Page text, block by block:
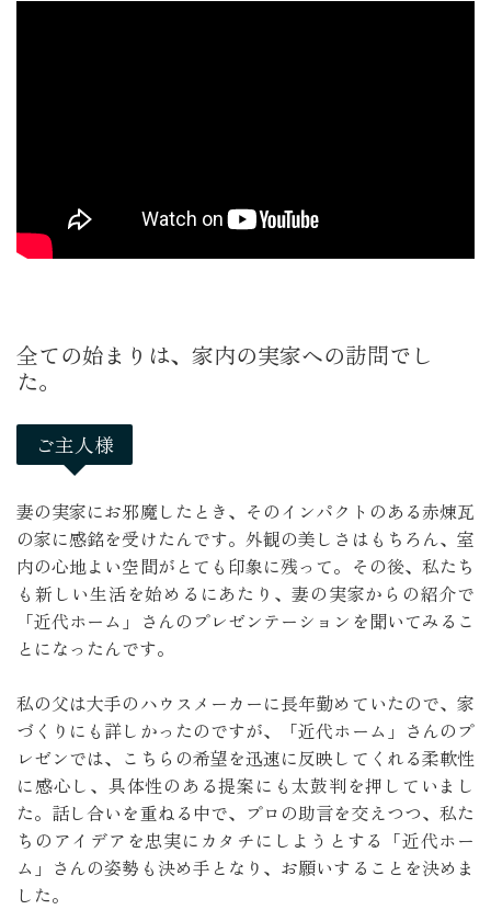
全ての始まりは、家内の実家への訪問でし
た。
ご主人様
妻の実家にお邪魔したとき、そのインパクトのある赤煉瓦
の家に感銘を受けたんです。外観の美しさはもちろん、室
内の心地よい空間がとても印象に残って。その後、私たち
も新しい生活を始めるにあたり、妻の実家からの紹介で
「近代ホーム」さんのプレゼンテーションを聞いてみるこ
とになったんです。
私の父は大手のハウスメーカーに長年勤めていたので、家
づくりにも詳しかったのですが、「近代ホーム」さんのプ
レゼンでは、こちらの希望を迅速に反映してくれる柔軟性
に感心し、具体性のある提案にも太鼓判を押していまし
た。話し合いを重ねる中で、プロの助言を交えつつ、私た
ちのアイデアを忠実にカタチにしようとする「近代ホー
ム」さんの姿勢も決め手となり、お願いすることを決めま
した。